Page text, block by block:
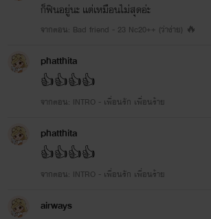
ก็ฟินอยู่นะ แต่เหมือนไม่สุดอ่ะ
จากตอน: Bad friend - 23 Nc20++ (ว่าง่าย) 🔥
phatthita
👍👍👍👍
จากตอน: INTRO - เพื่อนรัก เพื่อนร้าย
phatthita
👍👍👍👍
จากตอน: INTRO - เพื่อนรัก เพื่อนร้าย
airways